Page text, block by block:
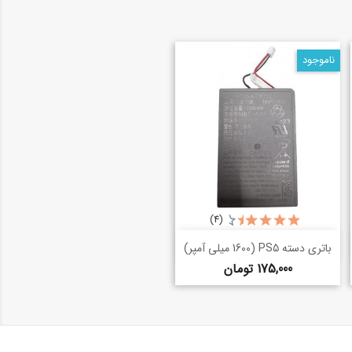
باتری دسته PS5 (1600 میلی آمپر)
قیمت175,000 تومان
(4)
ناموجود
shopping_basketخرید سریع